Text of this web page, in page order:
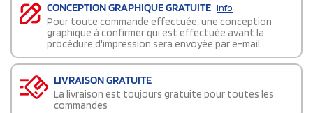
CONCEPTION GRAPHIQUE GRATUITE info
Pour toute commande effectuée, une conception
graphique à confirmer qui est effectuée avant la
procédure d'impression sera envoyée par e-mail.
LIVRAISON GRATUITE
La livraison est toujours gratuite pour toutes les
commandes